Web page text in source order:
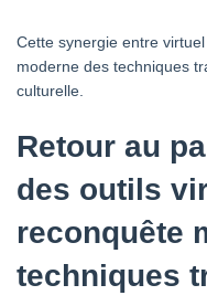
Cette synergie entre
moderne des techniques
culturelle.
Retour au
des outils
reconquête
techniques